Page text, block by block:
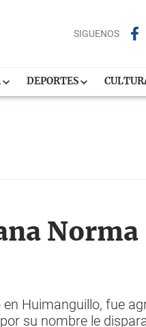
SIGUENOS
DEPORTES
Norma
Huimanguillo, fue
su nombre le